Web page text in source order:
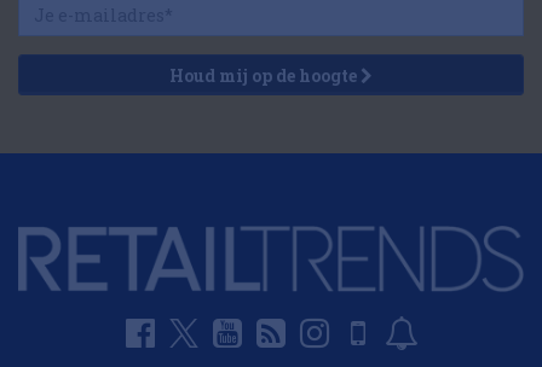
Houd mij op de hoogte